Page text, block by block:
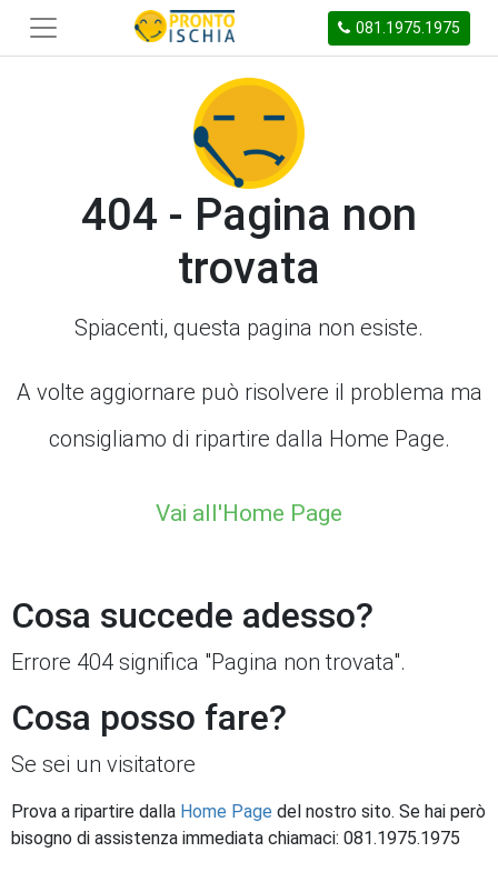
081.1975.1975
404 - Pagina non
trovata
Spiacenti, questa pagina non esiste.
A volte aggiornare può risolvere il problema ma
consigliamo di ripartire dalla Home Page.
Vai all'Home Page
Cosa succede adesso?
Errore 404 significa "Pagina non trovata".
Cosa posso fare?
Se sei un visitatore
Prova a ripartire dalla Home Page del nostro sito. Se hai però
bisogno di assistenza immediata chiamaci: 081.1975.1975